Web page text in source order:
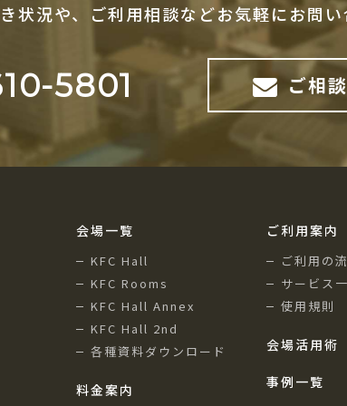
状況や、ご利用相談などお気軽にお問
5801 ご相
会場一覧
KFC Hall
KFC Rooms
KFC Hall Annex
KFC Hall 2nd
各種資料ダウンロード
料金案内
ご利用案内
ご利用の
サービス
使用規則
会場活用術
事例一覧